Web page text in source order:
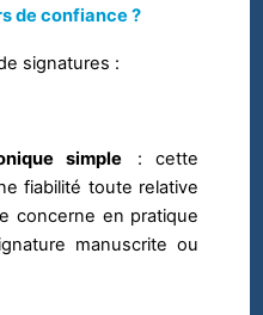
de confiance ?
signatures :
simple
: cette
fiabilité toute relative
concerne en pratique
manuscrite ou